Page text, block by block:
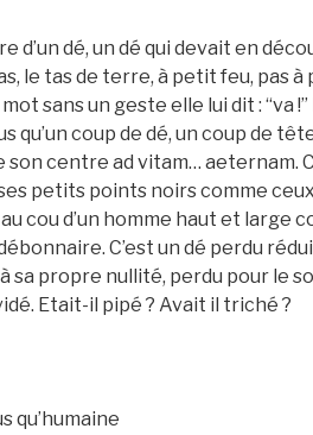
d’un dé, un dé qui devait en
le tas de terre, à petit feu, pas à
sans un geste elle lui dit : “va
qu’un coup de dé, un coup de
son centre ad vitam… aeternam.
petits points noirs comme
cou d’un homme haut et large
C’est un dé perdu
sa propre nullité, perdu pour le
Etait-il pipé ? Avait il triché ?
qu’humaine